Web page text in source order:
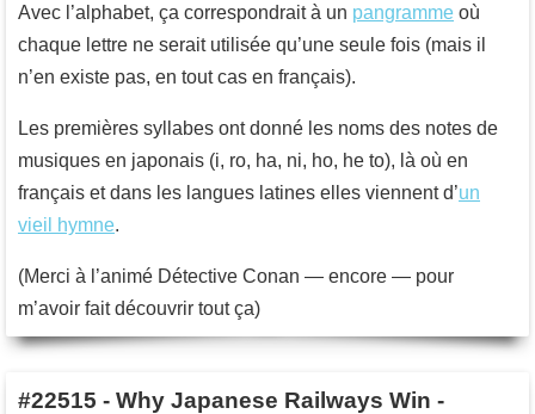
Avec l’alphabet, ça correspondrait à un pangramme où
chaque lettre ne serait utilisée qu’une seule fois (mais il
n’en existe pas, en tout cas en français).
Les premières syllabes ont donné les noms des notes de
musiques en japonais (i, ro, ha, ni, ho, he to), là où en
français et dans les langues latines elles viennent d’un
vieil hymne.
(Merci à l’animé Détective Conan — encore — pour
m’avoir fait découvrir tout ça)
#22515 - Why Japanese Railways Win -